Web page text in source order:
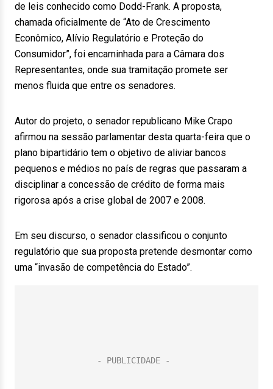
de leis conhecido como Dodd-Frank. A proposta,
chamada oficialmente de “Ato de Crescimento
Econômico, Alívio Regulatório e Proteção do
Consumidor”, foi encaminhada para a Câmara dos
Representantes, onde sua tramitação promete ser
menos fluida que entre os senadores.
Autor do projeto, o senador republicano Mike Crapo
afirmou na sessão parlamentar desta quarta-feira que o
plano bipartidário tem o objetivo de aliviar bancos
pequenos e médios no país de regras que passaram a
disciplinar a concessão de crédito de forma mais
rigorosa após a crise global de 2007 e 2008.
Em seu discurso, o senador classificou o conjunto
regulatório que sua proposta pretende desmontar como
uma “invasão de competência do Estado”.